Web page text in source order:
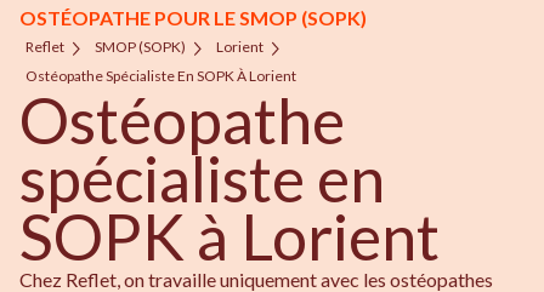
OSTÉOPATHE POUR LE SMOP (SOPK)
Reflet SMOP (SOPK)
Lorient
Ostéopathe Spécialiste En SOPK À Lorient
Ostéopathe
spécialiste en
SOPK à Lorient
Chez Reflet, on travaille uniquement avec les ostéopathes